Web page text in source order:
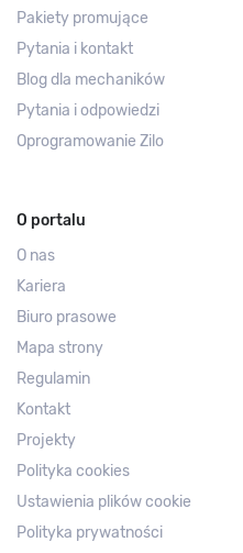
Pakiety promujące
Pytania i kontakt
Blog dla mechaników
Pytania i odpowiedzi
Oprogramowanie Zilo
O portalu
O nas
Kariera
Biuro prasowe
Mapa strony
Regulamin
Kontakt
Projekty
Polityka cookies
Ustawienia plików cookie
Polityka prywatności